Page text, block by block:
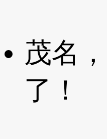
茂名
了！